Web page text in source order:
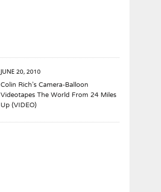
JUNE 20, 2010
Colin Rich’s Camera-Balloon
Videotapes The World From 24 Miles
Up (VIDEO)